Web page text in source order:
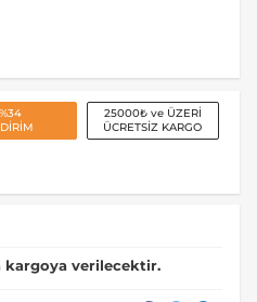
%34
25000₺ ve ÜZERİ
ÜCRETSİZ KARGO
kargoya verilecektir.